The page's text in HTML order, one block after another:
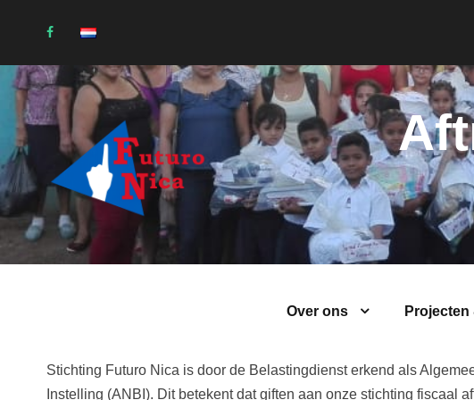
Over ons
Stichting Futuro Nica is door de Belastingdienst erkend als
Instelling (ANBI). Dit betekent dat giften aan onze stichting fiscaal